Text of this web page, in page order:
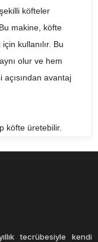
köfteler
makine, köfte
kullanılır. Bu
olur ve hem
avantaj
köfte üretebilir.
tecrübesiyle kendi